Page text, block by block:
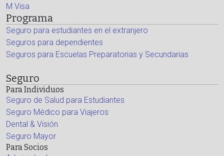
M Visa
Programa
Seguro para estudiantes en el extranjero
Seguros para dependientes
Seguros para Escuelas Preparatorias y Secundarias
Seguro
Para Individuos
Seguro de Salud para Estudiantes
Seguro Médico para Viajeros
Dental & Visión
Seguro Mayor
Para Socios